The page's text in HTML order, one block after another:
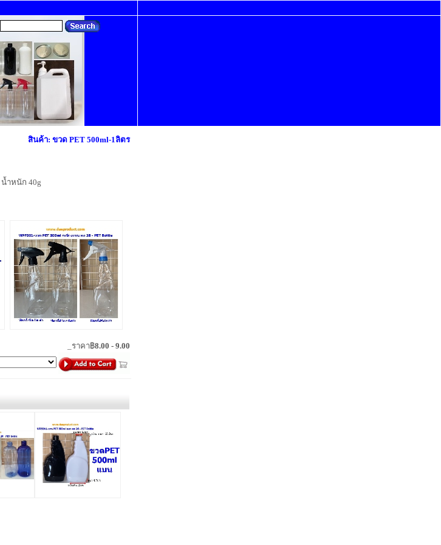
สินค้า: ขวด PET 500ml-1ลิตร
น้ำหนัก 40g
_ราคา฿8.00 - 9.00